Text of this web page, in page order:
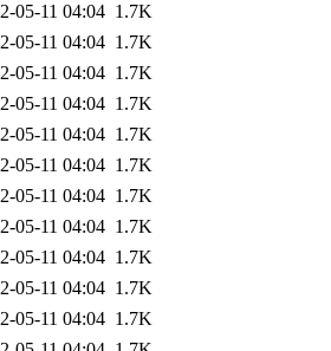
05-11 04:04 1.7K
05-11 04:04 1.7K
05-11 04:04 1.7K
05-11 04:04 1.7K
05-11 04:04 1.7K
05-11 04:04 1.7K
05-11 04:04 1.7K
05-11 04:04 1.7K
05-11 04:04 1.7K
05-11 04:04 1.7K
05-11 04:04 1.7K